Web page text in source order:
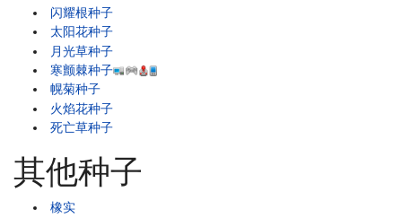
闪耀根种子
太阳花种子
月光草种子
寒颤棘种子
幌菊种子
火焰花种子
死亡草种子
其他种子
橡实